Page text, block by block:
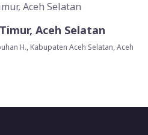
Aceh Selatan
H., Kabupaten Aceh Selatan, Aceh